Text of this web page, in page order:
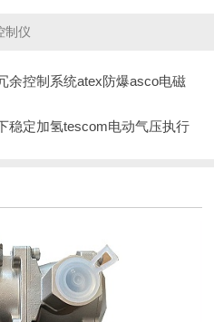
制仪
余控制系统atex防爆asco电磁
稳定加氢tescom电动气压执行